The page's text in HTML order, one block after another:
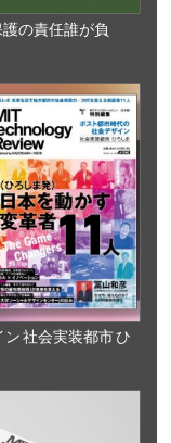
の責任誰が負
社会実装都市 ひ